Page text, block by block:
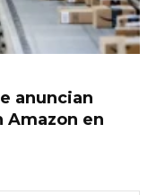
anuncian
Amazon en